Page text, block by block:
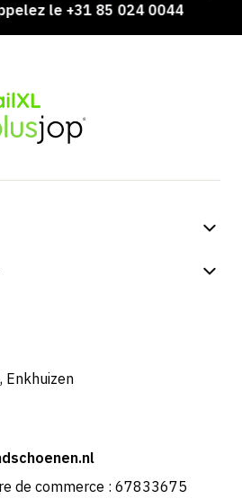
le +31 85 024 0044
Enkhuizen
de commerce : 67833675